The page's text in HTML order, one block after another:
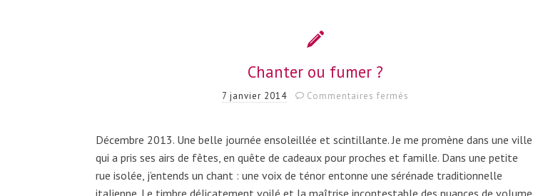
Chanter ou fumer ?
7 janvier 2014 Commentaires fermés
fumer
Décembre 2013. Une belle journée ensoleillée et scintillante. Je me promène dans une ville
qui a pris ses airs de fêtes, en quête de cadeaux pour proches et famille. Dans une petite
rue isolée, j’entends un chant : une voix de ténor entonne une sérénade traditionnelle